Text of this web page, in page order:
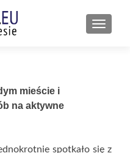
mieście i
na aktywne
spotkało się z